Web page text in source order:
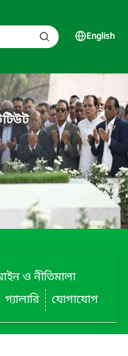
English
ও নীতিমালা
গ্যালারি যোগাযোগ